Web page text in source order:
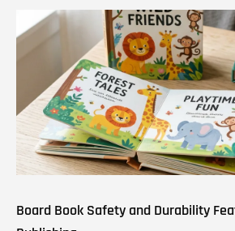
Board Book Safety and Durability